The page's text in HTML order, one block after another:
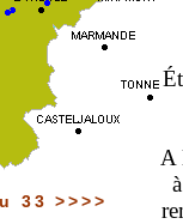
33 >>>>
A